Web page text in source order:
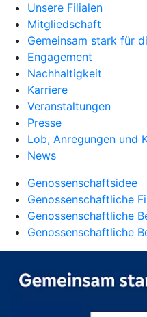
Unsere Filialen
Mitgliedschaft
Gemeinsam stark für
Engagement
Nachhaltigkeit
Karriere
Veranstaltungen
Presse
Lob, Anregungen und
News
Genossenschaftsidee
Genossenschaftliche
Genossenschaftliche
Genossenschaftliche